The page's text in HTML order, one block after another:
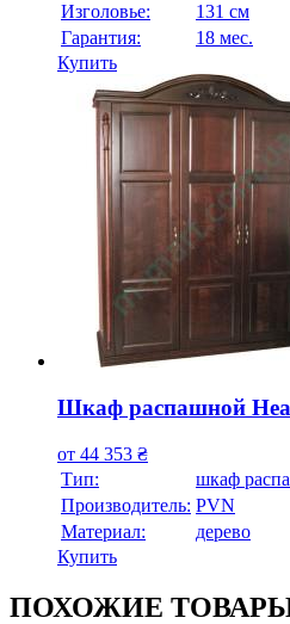
Изголовье:
131 см
Гарантия:
18 мес.
Купить
Шкаф распашной
от 44 353 ₴
Тип:
шкаф
Производитель: PVN
Материал:
дерево
Купить
ПОХОЖИЕ